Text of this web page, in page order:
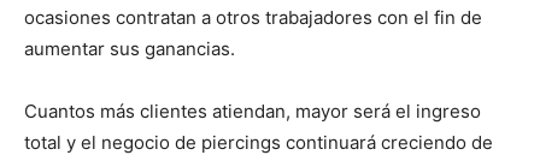
ocasiones contratan a otros trabajadores con el fin de
aumentar sus ganancias.
Cuantos más clientes atiendan, mayor será el ingreso
total y el negocio de piercings continuará creciendo de